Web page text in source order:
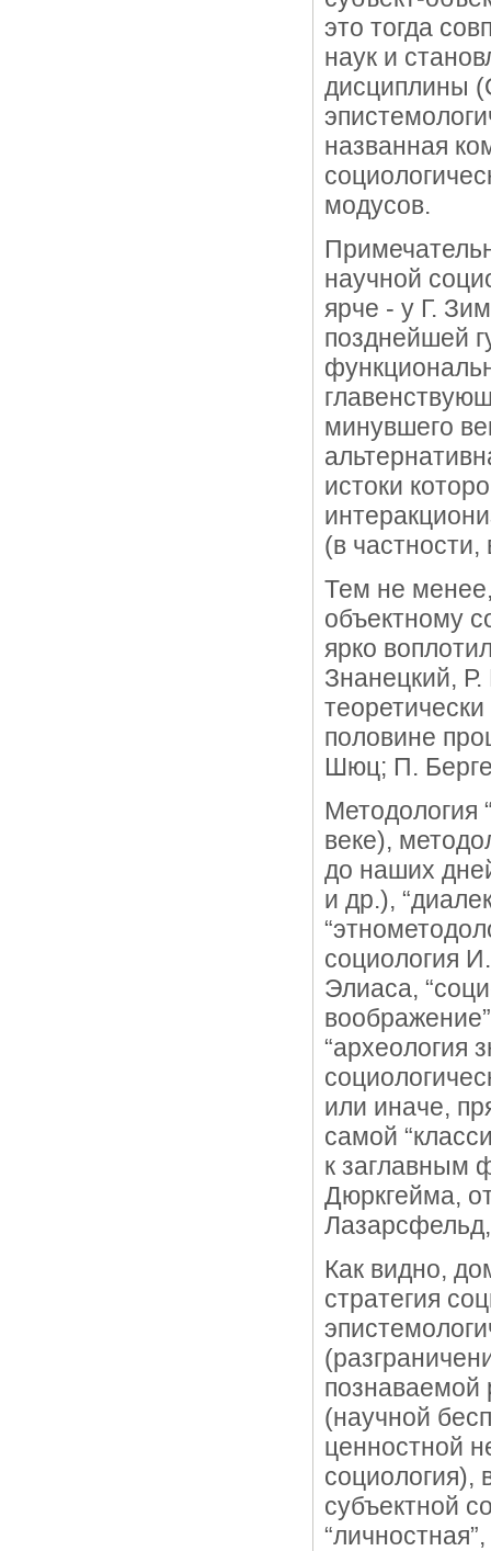
это тогда
наук и
дисциплины
названная
модусов.
научной
ярче - у Г.
позднейшей
минувшего
истоки
(в
Тем не менее,
объектному
ярко
Знанецкий,
половине
Шюц; П.
Методология
веке),
до наших
и др.),
социология
Элиаса,
“археология
или иначе,
самой
к заглавным
Дюркгейма,
Как видно,
стратегия
познаваемой
(научной
ценностной
социология),
субъектной